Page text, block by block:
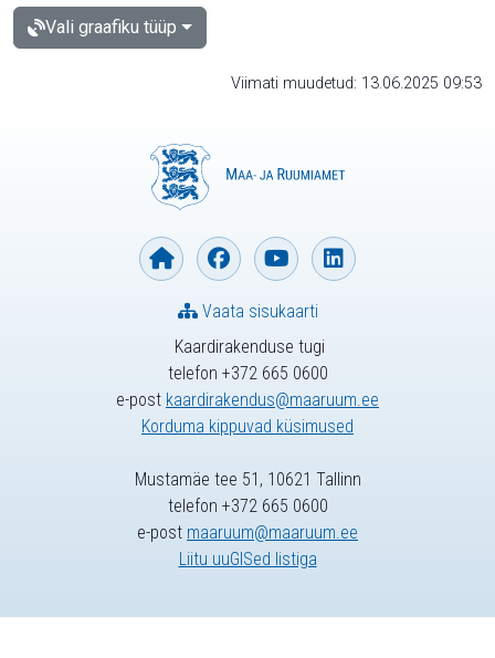
Vali graafiku tüüp
Viimati muudetud: 13.06.2025 09:53
Kaardirakenduse tugi
telefon +372 665 0600
e-post kaardirakendus@maaruum.ee
Korduma kippuvad küsimused
Vaata sisukaarti
Mustamäe tee 51, 10621 Tallinn
telefon +372 665 0600
e-post maaruum@maaruum.ee
Liitu uuGISed listiga